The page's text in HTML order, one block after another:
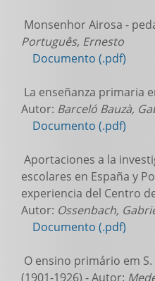
Monsenhor Airosa -
Português, Ernesto
Documento (.pdf)
La enseñanza primaria
Autor: Barceló Bauzà,
Documento (.pdf)
Aportaciones a la
escolares en España y
experiencia del Centro
Autor: Ossenbach,
Documento (.pdf)
O ensino primário em
(1901-1926) - Autor: